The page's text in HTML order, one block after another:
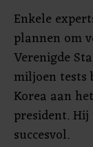
Enkele
plannen om
Verenigde
miljoen tests
Korea aan
president.
succesvol.